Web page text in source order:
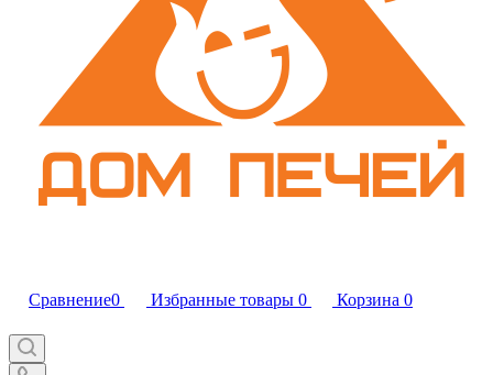
Сравнение0 Избранные товары 0 Корзина 0